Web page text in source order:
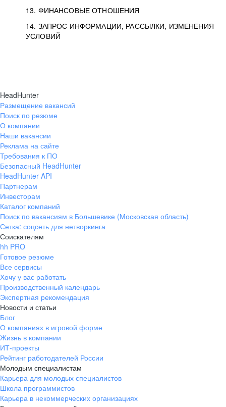
13. ФИНАНСОВЫЕ ОТНОШЕНИЯ
14. ЗАПРОС ИНФОРМАЦИИ, РАССЫЛКИ, ИЗМЕНЕНИЯ
УСЛОВИЙ
HeadHunter
Размещение вакансий
Поиск по резюме
О компании
Наши вакансии
Реклама на сайте
Требования к ПО
Безопасный HeadHunter
HeadHunter API
Партнерам
Инвесторам
Каталог компаний
Поиск по вакансиям в Большевике (Московская область)
Сетка: соцсеть для нетворкинга
Соискателям
hh PRO
Готовое резюме
Все сервисы
Хочу у вас работать
Производственный календарь
Экспертная рекомендация
Новости и статьи
Блог
О компаниях в игровой форме
Жизнь в компании
ИТ-проекты
Рейтинг работодателей России
Молодым специалистам
Карьера для молодых специалистов
Школа программистов
Карьера в некоммерческих организациях